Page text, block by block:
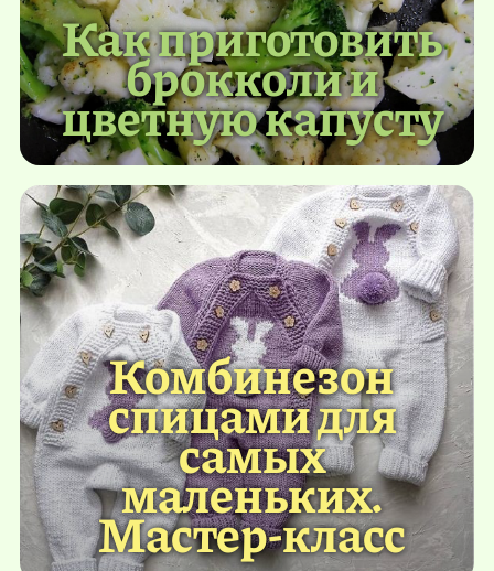
Как приготовить
брокколи и
цветную капусту
Комбинезон
спицами для
самых
маленьких.
Мастер-класс